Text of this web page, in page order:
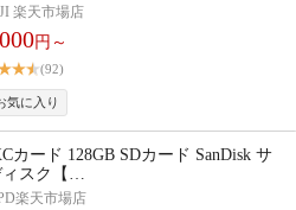
楽天市場店
円～
(92)
カード 128GB SDカード SanDisk サ
ィスク【…
楽天市場店